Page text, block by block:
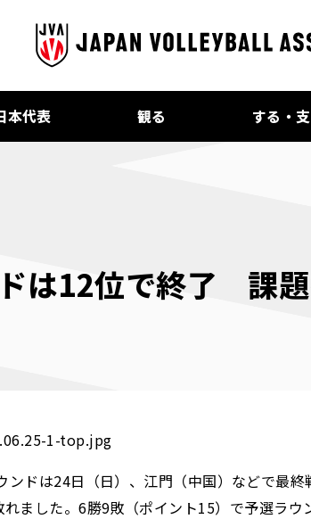
本代表 観る する・
は12位で終了 課
ドは24日（日）、江門（中国）などで最
ました。6勝9敗（ポイント15）で予選ラウ